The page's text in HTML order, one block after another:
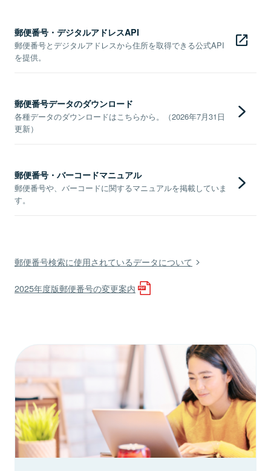
郵便番号・デジタルアドレスAPI
郵便番号とデジタルアドレスから住所を取得できる公式API
を提供。
郵便番号データのダウンロード
各種データのダウンロードはこちらから。（2026年7月31日
更新）
郵便番号・バーコードマニュアル
郵便番号や、バーコードに関するマニュアルを掲載していま
す。
郵便番号検索に使用されているデータについて
2025年度版郵便番号の変更案内